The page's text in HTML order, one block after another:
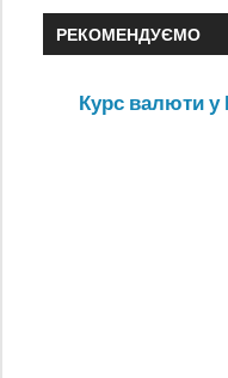
РЕКОМЕНДУЄМО
Курс валюти у